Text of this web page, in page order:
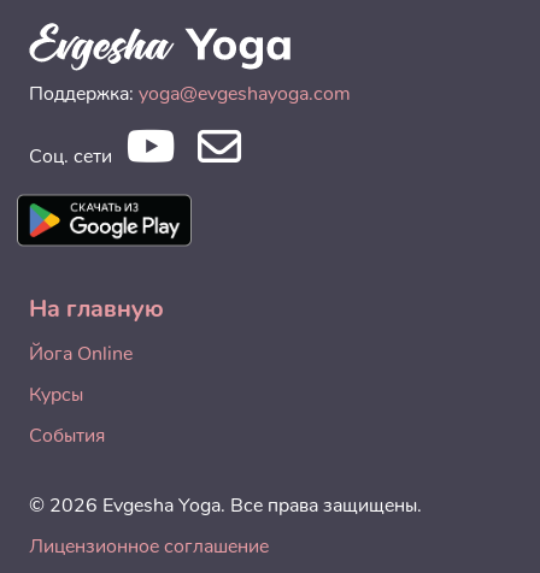
Поддержка: yoga@evgeshayoga.com
Соц. сети
На главную
Йога Online
Курсы
События
© 2026 Evgesha Yoga. Все права защищены.
Лицензионное соглашение